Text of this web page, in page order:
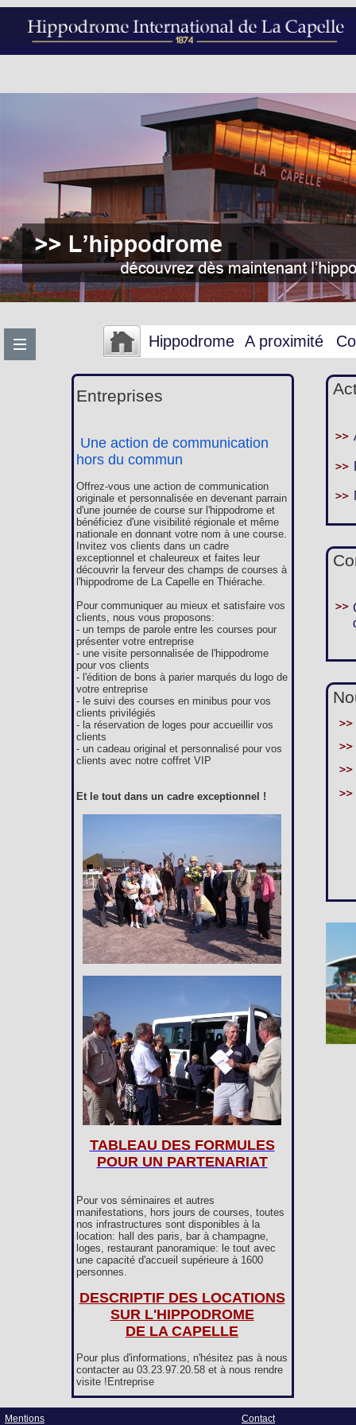
Hippodrome A proximité
Entreprises
Une action de communication
hors du commun
Offrez-vous une action de communication
originale et personnalisée en devenant parrain
d'une journée de course sur l'hippodrome et
bénéficiez d'une visibilité régionale et même
nationale en donnant votre nom à une course.
Invitez vos clients dans un cadre
exceptionnel et chaleureux et faites leur
découvrir la ferveur des champs de courses à
l'hippodrome de La Capelle en Thiérache.
Pour communiquer au mieux et satisfaire vos
clients, nous vous proposons:
- un temps de parole entre les courses pour
présenter votre entreprise
- une visite personnalisée de l'hippodrome
pour vos clients
- l'édition de bons à parier marqués du logo de
votre entreprise
- le suivi des courses en minibus pour vos
clients privilégiés
- la réservation de loges pour accueillir vos
clients
- un cadeau original et personnalisé pour vos
clients avec notre coffret VIP
Et le tout dans un cadre exceptionnel !
TABLEAU DES FORMULES
POUR UN PARTENARIAT
Pour vos séminaires et autres
manifestations, hors jours de courses, toutes
nos infrastructures sont disponibles à la
location: hall des paris, bar à champagne,
loges, restaurant panoramique: le tout avec
une capacité d'accueil supérieure à 1600
personnes.
DESCRIPTIF DES LOCATIONS
SUR L'HIPPODROME
DE LA CAPELLE
Pour plus d'informations, n'hésitez pas à nous
contacter au 03.23.97.20.58 et à nous rendre
visite !Entreprise
Mentions
Contact